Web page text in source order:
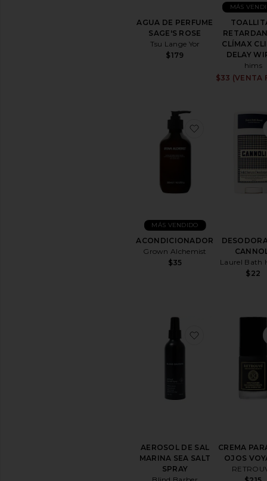
AGUA DE PERFUME
SAGE'S ROSE
Tsu Lange Yor
$179
CLÍMAX
DELAY
hims
$33 (VENTA
MÁS
ACONDICIONADOR
Grown Alchemist
$35
MÁS VENDIDO
Laurel Bath
$22
AEROSOL DE SAL
MARINA SEA SALT
SPRAY
CREMA
OJOS